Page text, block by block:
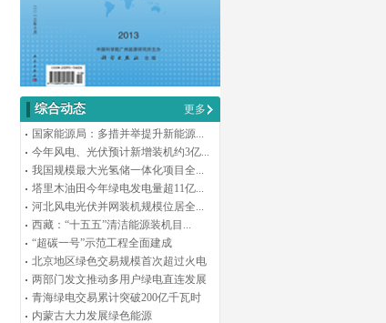
综合动态
更多
国家能源局：多措并举提升新能源...
今年风电、光伏预计新增装机约3亿...
我国规模最大光氢储一体化项目全...
塔里木油田今年绿电发电量超11亿...
河北风电光伏并网装机规模位居全...
西藏：“十五五”清洁能源装机目...
“超碳一号”示范工程全面建成
北京地区绿色交易规模首次超过火电
两部门发文推动多用户绿电直连发展
青海绿电交易累计突破200亿千瓦时
内蒙古大力发展绿色能源